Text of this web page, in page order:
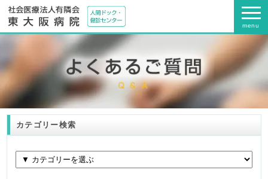
menu
カテゴリー検索